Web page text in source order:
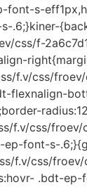
s-
css/f-
f.v/css/
flexnalign-
f.v/css/
font-s-
f.v/css/
.bdt-ep-